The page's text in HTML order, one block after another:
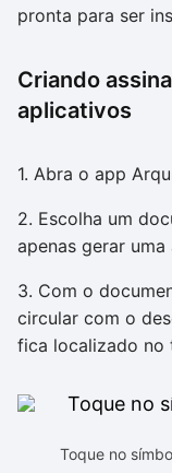
pronta para ser
Criando
aplicativos
1. Abra o app
2. Escolha um
apenas gerar
3. Com o
circular com o
fica localizado no
Toque no